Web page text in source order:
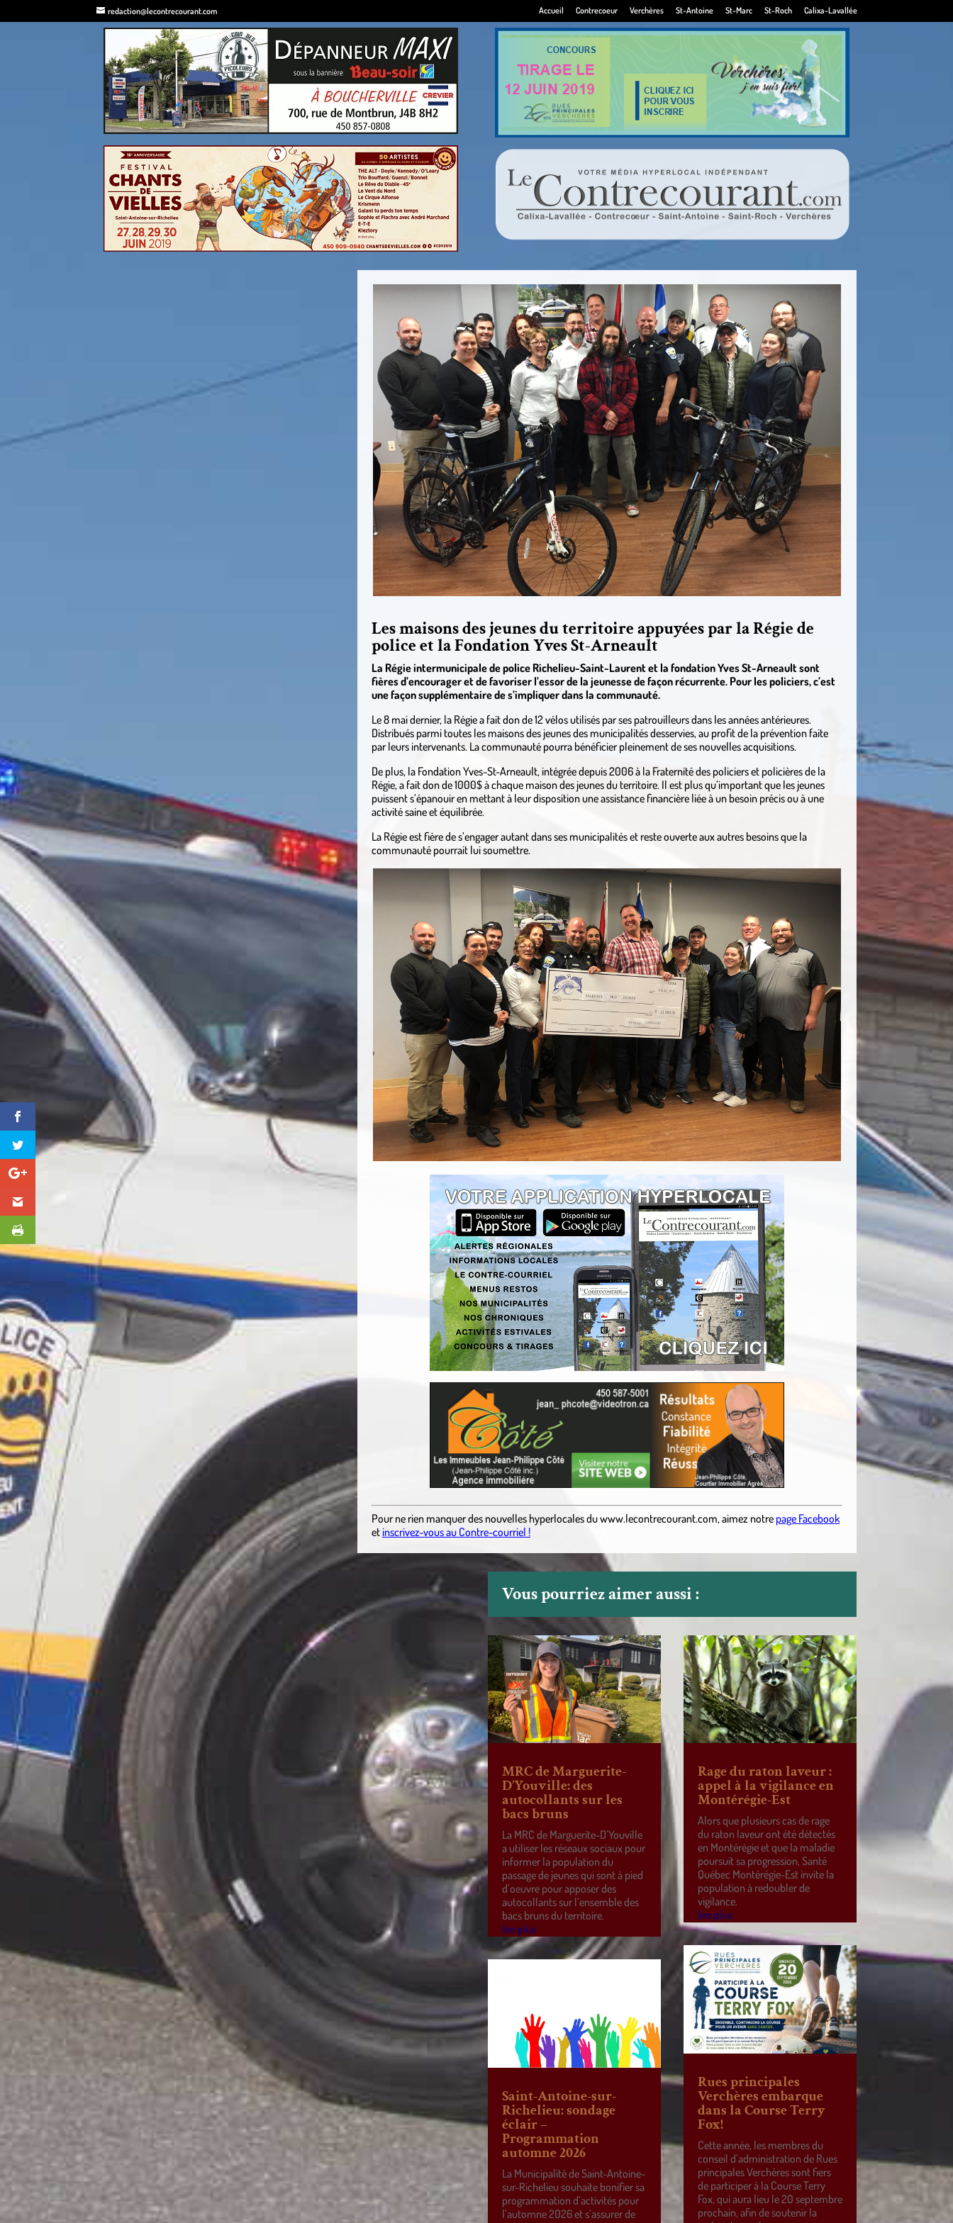
redaction@lecontrecourant.com Accueil Contrecoeur Verchères St-Antoine St-Marc St-Roch Calixa-Lavallée
Les maisons des jeunes du territoire appuyées par la Régie de
police et la Fondation Yves St-Arneault
La Régie intermunicipale de police Richelieu-Saint-Laurent et la fondation Yves St-Arneault sont
fières d’encourager et de favoriser l’essor de la jeunesse de façon récurrente. Pour les policiers, c’est
une façon supplémentaire de s’impliquer dans la communauté.
Le 8 mai dernier, la Régie a fait don de 12 vélos utilisés par ses patrouilleurs dans les années antérieures.
Distribués parmi toutes les maisons des jeunes des municipalités desservies, au profit de la prévention faite
par leurs intervenants. La communauté pourra bénéficier pleinement de ses nouvelles acquisitions.
De plus, la Fondation Yves-St-Arneault, intégrée depuis 2006 à la Fraternité des policiers et policières de la
Régie, a fait don de 1000$ à chaque maison des jeunes du territoire. Il est plus qu’important que les jeunes
puissent s’épanouir en mettant à leur disposition une assistance financière liée à un besoin précis ou à une
activité saine et équilibrée.
La Régie est fière de s’engager autant dans ses municipalités et reste ouverte aux autres besoins que la
communauté pourrait lui soumettre.
Pour ne rien manquer des nouvelles hyperlocalesduwww.lecontrecourant.com, aimez notre page Facebook
etinscrivez-vous au Contre-courriel !
Vous pourriez aimer aussi :
MRC de Marguerite-
D’Youville: des
autocollants sur les
bacs bruns
La MRC de Marguerite-D’Youville
a utiliser les réseaux sociaux pour
informer la population du
passage de jeunes qui sont à pied
d’oeuvre pour apposer des
autocollants sur l’ensemble des
bacs bruns du territoire.
lire plus
Saint-Antoine-sur-
Richelieu: sondage
éclair –
Programmation
automne 2026
La Municipalité de Saint-Antoine-
sur-Richelieu souhaite bonifier sa
programmation d’activités pour
l’automne 2026 et s’assurer de
Rage du raton laveur :
appel à la vigilance en
Montérégie-Est
Alors que plusieurs cas de rage
du raton laveur ont été détectés
en Montérégie et que la maladie
poursuit sa progression, Santé
Québec Montérégie-Est invite la
population à redoubler de
vigilance.
lire plus
Rues principales
Verchères embarque
dans la Course Terry
Fox!
Cette année, les membres du
conseil d’administration de Rues
principales Verchères sont fiers
de participer à la Course Terry
Fox, qui aura lieu le 20 septembre
prochain, afin de soutenir la